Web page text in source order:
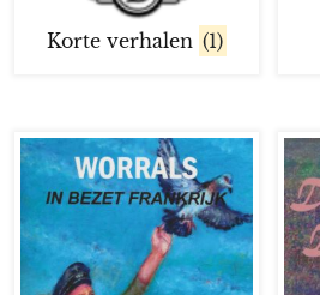
Korte verhalen (1)